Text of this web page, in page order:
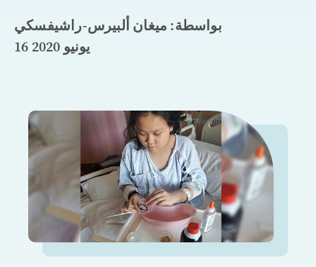
بواسطة: ميغان ألبيرس-راشيفسكي
16 يونيو 2020